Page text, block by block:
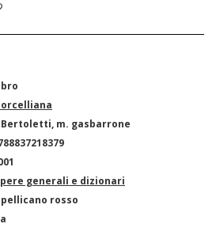
Bertoletti, m. gasbarrone
generali e dizionari
rosso